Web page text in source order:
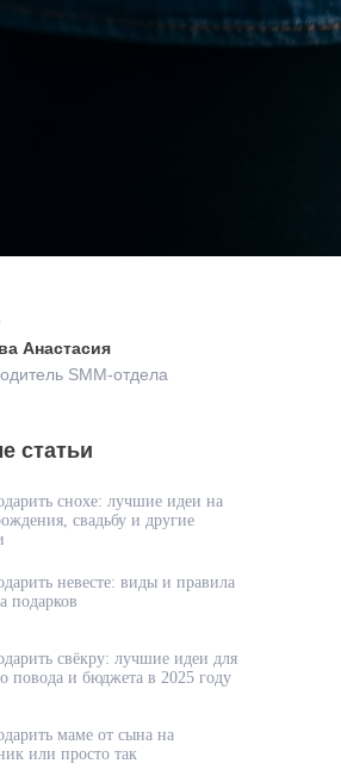
Анастасия
SMM-отдела
статьи
снохе: лучшие идеи на
свадьбу и другие
невесте: виды и правила
подарков
свёкру: лучшие идеи для
повода и бюджета в 2025 году
маме от сына на
или просто так